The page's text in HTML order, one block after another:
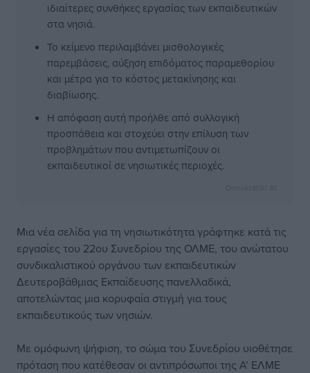
ιδιαίτερες συνθήκες εργασίας των εκπαιδευτικών
στα νησιά.
Το κείμενο περιλαμβάνει μισθολογικές
παρεμβάσεις, αύξηση επιδόματος παραμεθορίου
και μέτρα για το κόστος μετακίνησης και
διαβίωσης.
Η απόφαση αυτή προήλθε από συλλογική
προσπάθεια και στοχεύει στην επίλυση των
προβλημάτων που αντιμετωπίζουν οι
εκπαιδευτικοί σε νησιωτικές περιοχές.
Μια νέα σελίδα για τη νησιωτικότητα γράφτηκε κατά τις
εργασίες του 22ου Συνεδρίου της ΟΛΜΕ, του ανώτατου
συνδικαλιστικού οργάνου των εκπαιδευτικών
Δευτεροβάθμιας Εκπαίδευσης πανελλαδικά,
αποτελώντας μια κορυφαία στιγμή για τους
εκπαιδευτικούς των νησιών.
Με ομόφωνη ψήφιση, το σώμα του Συνεδρίου υιοθέτησε
πρόταση που κατέθεσαν οι αντιπρόσωποι της Α’ ΕΛΜΕ